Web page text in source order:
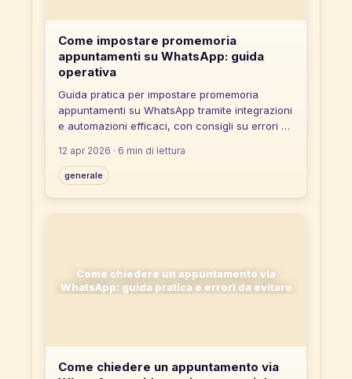
Come impostare promemoria
appuntamenti su WhatsApp: guida
operativa
Guida pratica per impostare promemoria
appuntamenti su WhatsApp tramite integrazioni
e automazioni efficaci, con consigli su errori da
12 apr 2026 · 6 min di lettura
generale
Come chiedere un appuntamento via
WhatsApp: guida pratica e errori da evitare
Come chiedere un appuntamento via